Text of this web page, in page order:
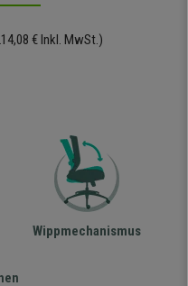
€ Inkl. MwSt.)
Wippmechanismus